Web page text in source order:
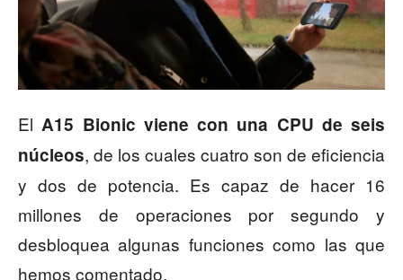
El A15 Bionic viene con una CPU de seis
núcleos, de los cuales cuatro son de eficiencia
y dos de potencia. Es capaz de hacer 16
millones de operaciones por segundo y
desbloquea algunas funciones como las que
hemos comentado.